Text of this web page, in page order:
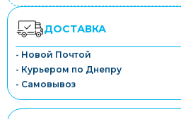
ДОСТАВКА
- Новой Почтой
- Курьером по Днепру
- Самовывоз